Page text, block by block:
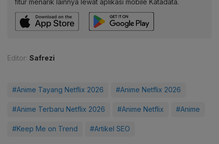
Editor: Safrezi
#Anime Tayang Netflix 2026 #Anime Netflix 2026
#Anime Terbaru Netflix 2026 #Anime Netflix #Anime
#Keep Me on Trend #Artikel SEO